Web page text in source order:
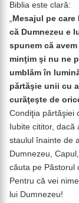
Biblia este clară:
„Mesajul pe
că Dumnezeu e
spunem că
minţim şi nu ne
umblăm în
părtăşie unii cu
curăţeşte de
Condiţia părtăşiei
Iubite cititor,
staulul înainte de
Dumnezeu,
căuta pe Păstorul
Pentru că vei
lui Dumnezeu!